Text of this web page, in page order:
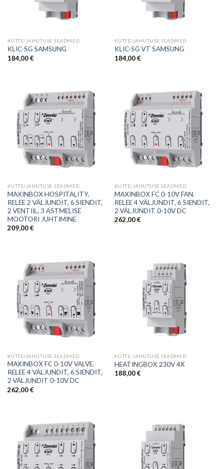
KÜTTE/JAHUTUSE SEADMED
KLIC-SG SAMSUNG
184,00€
KÜTTE/JAHUTUSE SEADMED
KLIC-SG VT SAMSUNG
184,00€
KÜTTE/JAHUTUSE SEADMED
MAXINBOX HOSPITALITY.
RELEE 2 VÄLJUNDIT, 6 SIENDIT,
2 VENTIIL, 3 ASTMELISE
MOOTORI JUHTIMINE
209,00€
KÜTTE/JAHUTUSE SEADMED
MAXINBOX FC 0-10V FAN.
RELEE 4 VÄLJUNDIT, 6 SIENDIT,
2 VÄLJUNDIT 0-10V DC
262,00€
KÜTTE/JAHUTUSE SEADMED
MAXINBOX FC 0-10V VALVE.
RELEE 4 VÄLJUNDIT, 6 SIENDIT,
2 VÄLJUNDIT 0-10V DC
262,00€
KÜTTE/JAHUTUSE SEADMED
HEATINGBOX 230V 4X
188,00€